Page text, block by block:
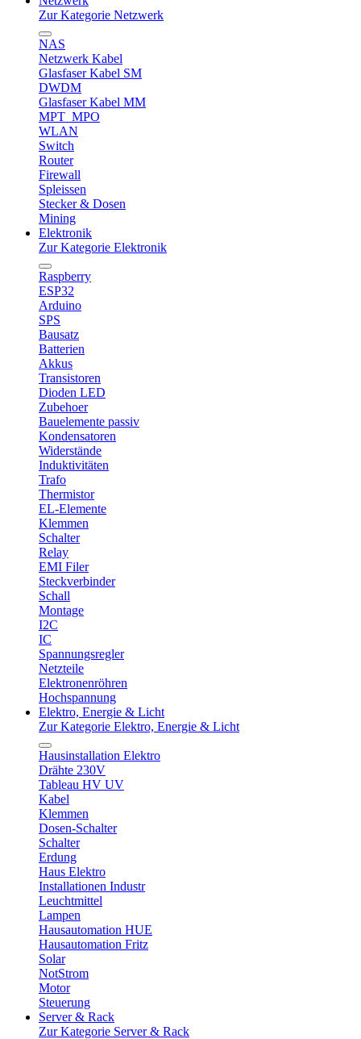
Zur Kategorie Netzwerk
NAS
Netzwerk Kabel
Glasfaser Kabel SM
DWDM
Glasfaser Kabel MM
MPT_MPO
WLAN
Switch
Router
Firewall
Spleissen
Stecker & Dosen
Mining
Elektronik
Zur Kategorie Elektronik
Raspberry
ESP32
Arduino
SPS
Bausatz
Batterien
Akkus
Transistoren
Dioden LED
Zubehoer
Bauelemente passiv
Kondensatoren
Widerstände
Induktivitäten
Trafo
Thermistor
EL-Elemente
Klemmen
Schalter
Relay
EMI Filer
Steckverbinder
Schall
Montage
I2C
IC
Spannungsregler
Netzteile
Elektronenröhren
Hochspannung
Elektro, Energie & Licht
Zur Kategorie Elektro, Energie & Licht
Hausinstallation Elektro
Drähte 230V
Tableau HV UV
Kabel
Klemmen
Dosen-Schalter
Schalter
Erdung
Haus Elektro
Installationen Industr
Leuchtmittel
Lampen
Hausautomation HUE
Hausautomation Fritz
Solar
NotStrom
Motor
Steuerung
Server & Rack
Zur Kategorie Server & Rack